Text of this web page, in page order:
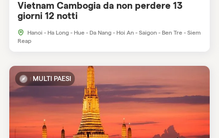
Vietnam Cambogia da non perdere 13
giorni 12 notti
Hanoi - Ha Long - Hue - Da Nang - Hoi An - Saigon - Ben Tre - Siem
Reap
MULTI PAESI